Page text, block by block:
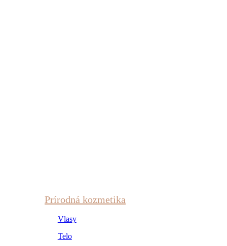
Prírodná kozmetika
Vlasy
Telo